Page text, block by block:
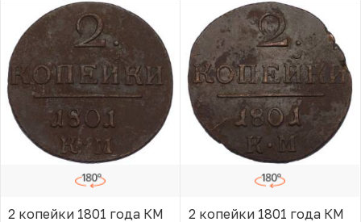
2 копейки 1801 года КМ 2 копейки 1801 года КМ